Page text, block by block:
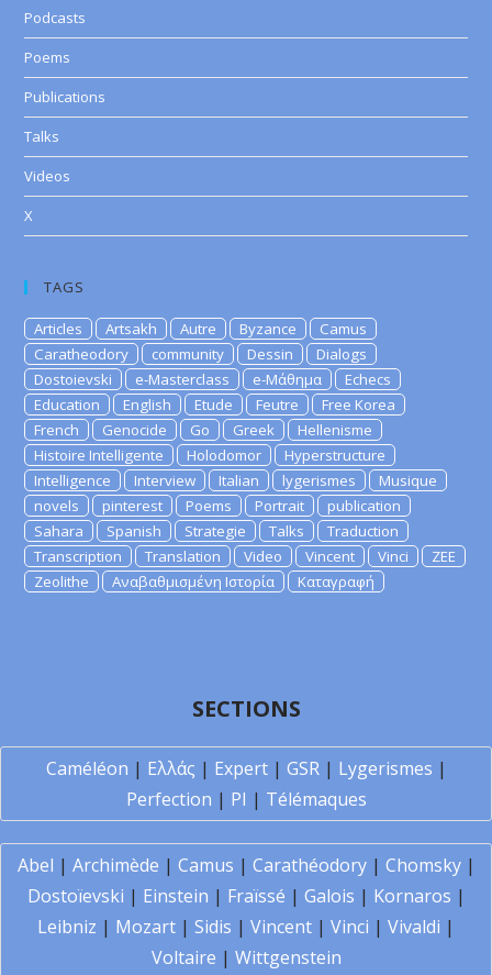
Podcasts
Poems
Publications
Talks
Videos
X
TAGS
Articles Artsakh Autre Byzance
Camus
Caratheodory
community Dessin
Dialogs
Dostoievski
e-Masterclass e-Μάθημα
Echecs
Education
English Etude Feutre
Free Korea
French
Genocide Go Greek
Hellenisme
Histoire Intelligente
Holodomor
Hyperstructure
Intelligence
Interview Italian lygerismes
Musique
novels
pinterest Poems Portrait
publication
Sahara
Spanish Strategie Talks
Traduction
Transcription
Translation Video Vincent Vinci
ZEE
Zeolithe
Αναβαθμισμένη Ιστορία Καταγραφή
SECTIONS
Caméléon | Ελλάς | Expert| GSR| Lygerismes |
Perfection | PI | Télémaques
Abel | Archimède | Camus | Carathéodory| Chomsky|
Dostoïevski | Einstein | Fraïssé | Galois | Kornaros |
Leibniz | Mozart | Sidis | Vincent | Vinci | Vivaldi |
Voltaire | Wittgenstein